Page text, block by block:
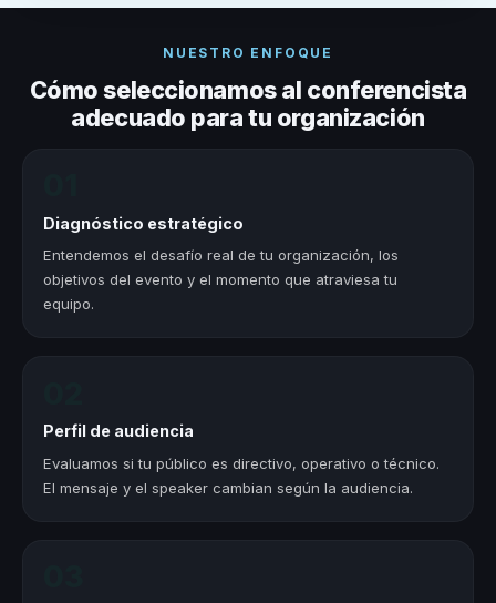
NUESTRO ENFOQUE
Cómo seleccionamos al conferencista
adecuado para tu organización
Diagnóstico estratégico
Entendemos el desafío real de tu organización, los
objetivos del evento y el momento que atraviesa tu
equipo.
Perfil de audiencia
Evaluamos si tu público es directivo, operativo o técnico.
El mensaje y el speaker cambian según la audiencia.